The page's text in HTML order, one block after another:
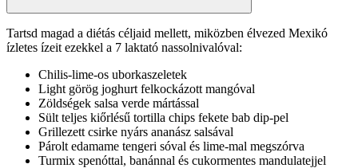
Tartsd magad a diétás céljaid mellett, miközben élvezed Mexikó
ízletes ízeit ezekkel a 7 laktató nassolnivalóval:
Chilis-lime-os uborkaszeletek
Light görög joghurt felkockázott mangóval
Zöldségek salsa verde mártással
Sült teljes kiőrlésű tortilla chips fekete bab dip-pel
Grillezett csirke nyárs ananász salsával
Párolt edamame tengeri sóval és lime-mal megszórva
Turmix spenóttal, banánnal és cukormentes mandulatejjel